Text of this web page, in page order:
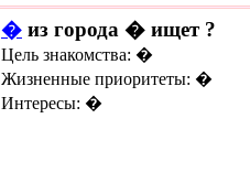
� из города � ищет ?
Цель знакомства: �
Жизненные приоритеты: �
Интересы: �